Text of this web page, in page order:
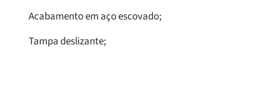
Acabamento em aço escovado;
Tampa deslizante;